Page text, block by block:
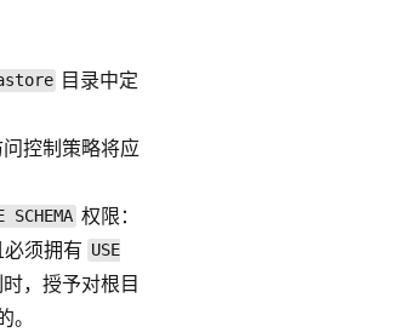
目录中定
控制策略将应
SCHEMA 权限：
须拥有 USE
，授予对根目
。